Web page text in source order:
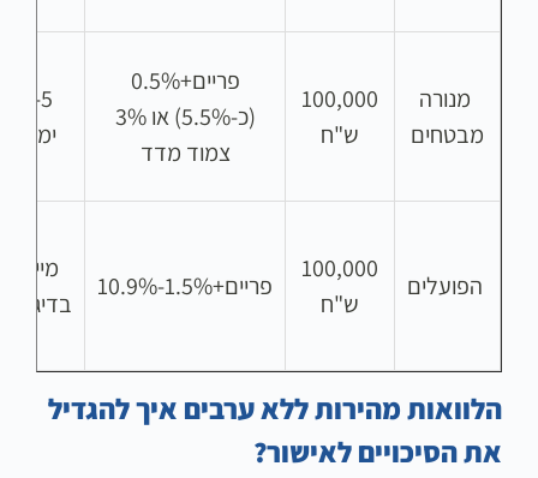
מנורה
מבטחים
100,000
ש"ח
פריים+0.5%
(כ-5.5%) או 3%
צמוד מדד
3-5
ימים
הפועלים
100,000
ש"ח
פריים+1.5%-10.9%
מיידי
בדיגיטל
הלוואות מהירות ללא ערבים איך להגדיל
את הסיכויים לאישור?